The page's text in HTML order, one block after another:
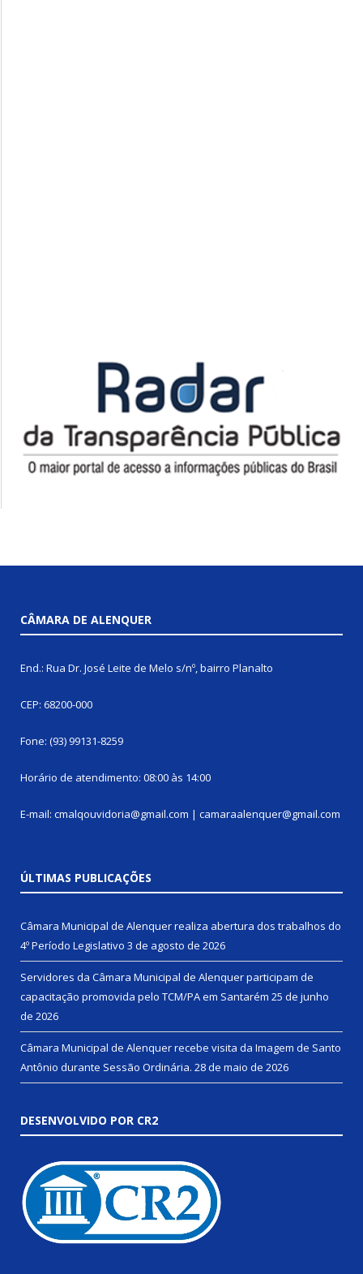
CÂMARA DE ALENQUER
End.: Rua Dr. José Leite de Melo s/nº, bairro Planalto
CEP: 68200-000
Fone: (93) 99131-8259
Horário de atendimento: 08:00 às 14:00
E-mail: cmalqouvidoria@gmail.com | camaraalenquer@gmail.com
ÚLTIMAS PUBLICAÇÕES
Câmara Municipal de Alenquer realiza abertura dos trabalhos do
4º Período Legislativo 3 de agosto de 2026
Servidores da Câmara Municipal de Alenquer participam de
capacitação promovida pelo TCM/PA em Santarém 25 de junho
de 2026
Câmara Municipal de Alenquer recebe visita da Imagem de Santo
Antônio durante Sessão Ordinária. 28 de maio de 2026
DESENVOLVIDO POR CR2